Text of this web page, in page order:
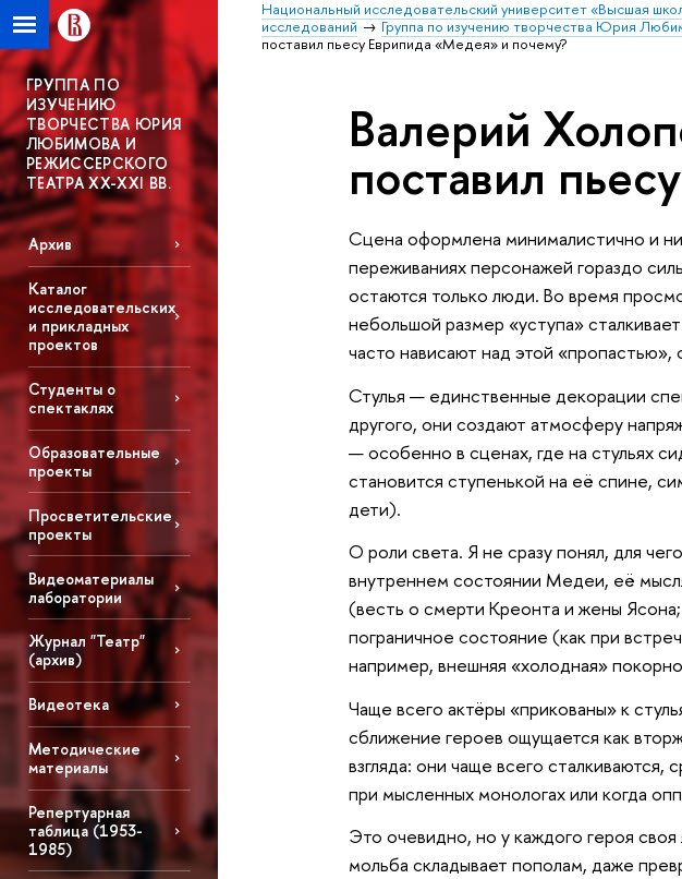
Национальный исследовательский университет «Высшая
исследований
Группа по изучению творчества Юрия
поставил пьесу Еврипида «Медея» и почему?
ГРУППА ПО
ИЗУЧЕНИЮ
ТВОРЧЕСТВА ЮРИЯ
ЛЮБИМОВА И
РЕЖИССЕРСКОГО
ТЕАТРА XX-XXI ВВ.
Архив
Каталог
исследовательских
и прикладных
проектов
Студенты о
спектаклях
Образовательные
проекты
Просветительские
проекты
Видеоматериалы
лаборатории
Журнал "Театр"
(архив)
Видеотека
Методические
материалы
Репертуарная
таблица (1953-
1985)
Валерий
поставил
Сцена оформлена минималистично и
переживаниях персонажей гораздо
остаются только люди. Во время
небольшой размер «уступа»
часто нависают над этой «пропастью»,
Стулья — единственные декорации
другого, они создают атмосферу
— особенно в сценах, где на стульях
становится ступенькой на её спине,
дети).
О роли света. Я не сразу понял, для
внутреннем состоянии Медеи, её
(весть о смерти Креонта и жены
пограничное состояние (как при
например, внешняя «холодная»
Чаще всего актёры «прикованы» к
сближение героев ощущается как
взгляда: они чаще всего
при мысленных монологах или когда
Это очевидно, но у каждого героя
мольба складывает пополам, даже